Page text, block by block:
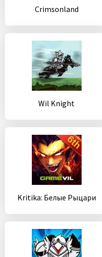
Crimsonland
Wil Knight
Kritika: Белые Рыцари